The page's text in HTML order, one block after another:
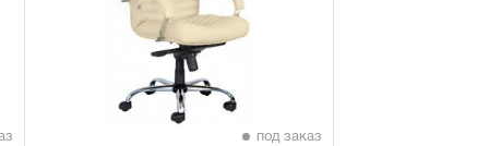
под заказ